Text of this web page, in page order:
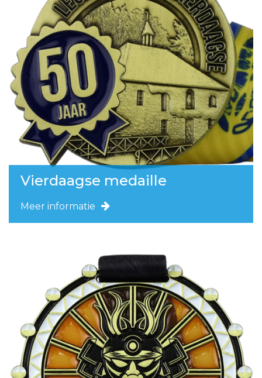
Vierdaagse medaille
Meer informatie